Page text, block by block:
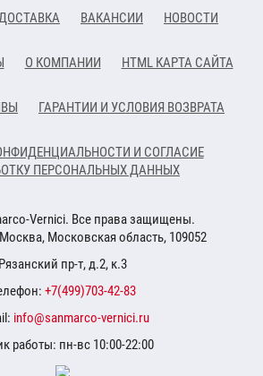
ВАКАНСИИ НОВОСТИ
О КОМПАНИИ HTML КАРТА САЙТА
ГАРАНТИИ И УСЛОВИЯ ВОЗВРАТА
И СОГЛАСИЕ
ПЕРСОНАЛЬНЫХ ДАННЫХ
Vernici. Все права защищены.
Московская область, 109052
Рязанский пр-т, д.2, к.3
+7(499)703-42-83
info@sanmarco-vernici.ru
работы: пн-вс 10:00-22:00